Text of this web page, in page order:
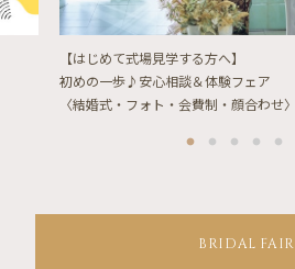
【はじめて式場見学する方へ】
初めの一歩♪安心相談＆体験フェア
〈結婚式・フォト・会費制・顔合わせ〉
BRIDAL FAIR